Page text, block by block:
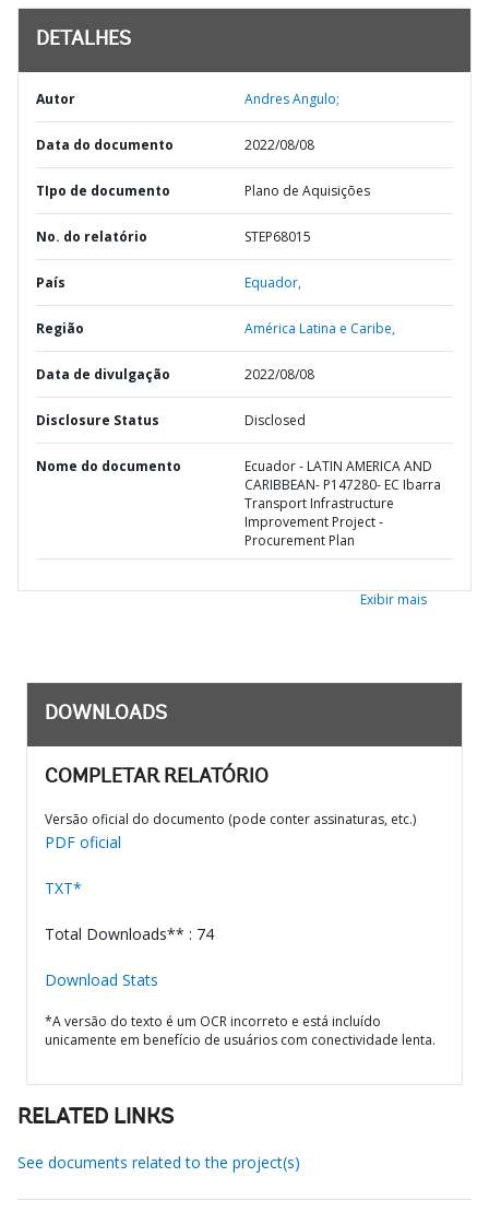
DETALHES
Autor Andres Angulo;
Data do documento 2022/08/08
TIpo de documento Plano de Aquisições
No. do relatório STEP68015
País Equador,
Região América Latina e Caribe,
Data de divulgação 2022/08/08
Disclosure Status Disclosed
Nome do documento
Ecuador - LATIN AMERICA AND
CARIBBEAN- P147280- EC Ibarra
Transport Infrastructure
Improvement Project -
Procurement Plan
Exibir mais
DOWNLOADS
COMPLETAR RELATÓRIO
Versão oficial do documento (pode conter assinaturas, etc.)
PDF oficial
TXT*
Total Downloads** : 74
Download Stats
*A versão do texto é um OCR incorreto e está incluído
unicamente em benefício de usuários com conectividade lenta.
RELATED LINKS
See documents related to the project(s)